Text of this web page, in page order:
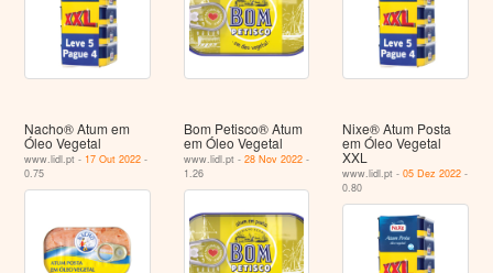
Nacho® Atum em
Óleo Vegetal
www.lidl.pt - 17 Out 2022 -
0.75
Bom Petisco® Atum
em Óleo Vegetal
www.lidl.pt - 28 Nov 2022-
1.26
Nixe® Atum Posta
em Óleo Vegetal
XXL
www.lidl.pt -05 Dez 2022 -
0.80